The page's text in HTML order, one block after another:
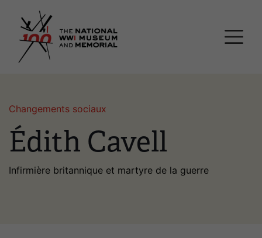
Changements sociaux
Édith Cavell
Infirmière britannique et martyre de la guerre